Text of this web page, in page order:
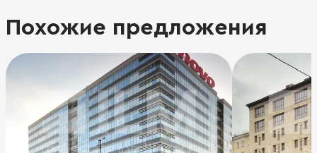
Похожие предложения